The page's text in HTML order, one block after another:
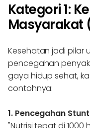
Kategori 1:
Masyarakat
Kesehatan jadi pilar
pencegahan
gaya hidup sehat,
contohnya:
1. Pencegahan